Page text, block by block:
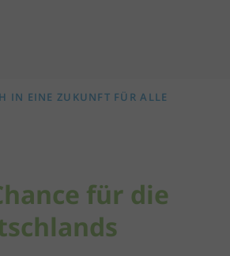
IN EINE ZUKUNFT FÜR ALLE
für die